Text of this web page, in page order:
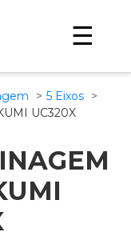
☰
5 Eixos
UC320X